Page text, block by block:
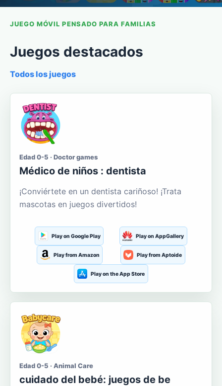
JUEGO MÓVIL PENSADO PARA FAMILIAS
Juegos destacados
Todos los juegos
Edad 0-5 · Doctor games
Médico de niños : dentista
¡Conviértete en un dentista cariñoso! ¡Trata
mascotas en juegos divertidos!
Play on Google Play Play on AppGallery
Play from Amazon Play from Aptoide
Play on the App Store
Edad 0-5 · Animal Care
cuidado del bebé: juegos de be